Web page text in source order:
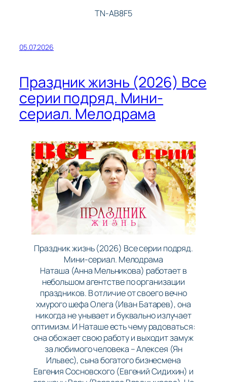
TN-AB8F5
05.07.2026
Праздник жизнь (2026) Все
серии подряд. Мини-
сериал. Мелодрама
Праздник жизнь (2026) Все серии подряд.
Мини-сериал. Мелодрама
Наташа (Анна Мельникова) работает в
небольшом агентстве по организации
праздников. В отличие от своего вечно
хмурого шефа Олега (Иван Батарев), она
никогда не унывает и буквально излучает
оптимизм. И Наташе есть чему радоваться:
она обожает свою работу и выходит замуж
за любимого человека – Алексея (Ян
Ильвес), сына богатого бизнесмена
Евгения Сосновского (Евгений Сидихин) и